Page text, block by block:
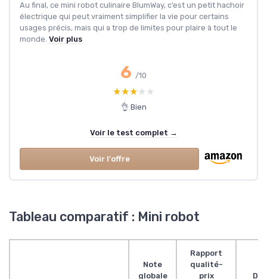
Au final, ce mini robot culinaire BlumWay, c’est un petit hachoir
électrique qui peut vraiment simplifier la vie pour certains
usages précis, mais qui a trop de limites pour plaire à tout le
monde. Voir plus
6 /10
★★★★★
★★★★★
👌 Bien
Voir le test complet →
Voir l'offre
Tableau comparatif : Mini robot
Note
globale
Rapport
qualité-
prix